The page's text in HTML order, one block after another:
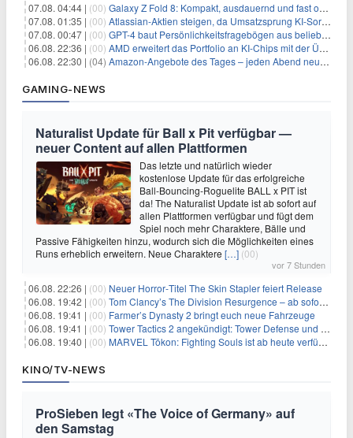
07.08. 04:44 | (00) Galaxy Z Fold 8: Kompakt, ausdauernd und fast ohne Falte
07.08. 01:35 | (00) Atlassian-Aktien steigen, da Umsatzsprung KI-Sorgen dämpft
07.08. 00:47 | (00) GPT-4 baut Persönlichkeitsfragebögen aus beliebigen Texten und sagt Antworten voraus
06.08. 22:36 | (00) AMD erweitert das Portfolio an KI-Chips mit der Übernahme von Taalas
06.08. 22:30 | (04) Amazon-Angebote des Tages – jeden Abend neue Deals zum Stöbern
GAMING-NEWS
Naturalist Update für Ball x Pit verfügbar —
neuer Content auf allen Plattformen
Das letzte und natürlich wieder
kostenlose Update für das erfolgreiche
Ball-Bouncing-Roguelite BALL x PIT ist
da! The Naturalist Update ist ab sofort auf
allen Plattformen verfügbar und fügt dem
Spiel noch mehr Charaktere, Bälle und
Passive Fähigkeiten hinzu, wodurch sich die Möglichkeiten eines
Runs erheblich erweitern. Neue Charaktere […] (00)
vor 7 Stunden
06.08. 22:26 | (00) Neuer Horror‑Titel The Skin Stapler feiert Release
06.08. 19:42 | (00) Tom Clancy’s The Division Resurgence – ab sofort für euch verfügbar
06.08. 19:41 | (00) Farmer’s Dynasty 2 bringt euch neue Fahrzeuge
06.08. 19:41 | (00) Tower Tactics 2 angekündigt: Tower Defense und Deckbuilding Kombo kehrt zurück
06.08. 19:40 | (00) MARVEL Tōkon: Fighting Souls ist ab heute verfügbar
KINO/TV-NEWS
ProSieben legt «The Voice of Germany» auf
den Samstag